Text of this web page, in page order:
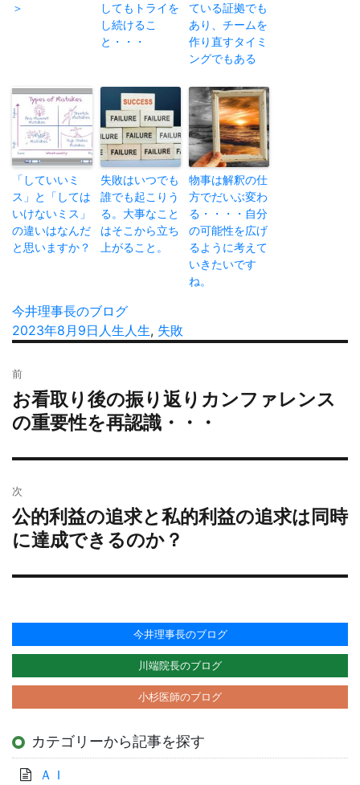
＞
してもトライを
し続けるこ
と・・・
ている証拠でも
あり、チームを
作り直すタイミ
ングでもある
「していいミ
ス」と「しては
いけないミス」
の違いはなんだ
と思いますか？
失敗はいつでも
誰でも起こりう
る。大事なこと
はそこから立ち
上がること。
物事は解釈の仕
方でだいぶ変わ
る・・・・自分
の可能性を広げ
るように考えて
いきたいです
ね。
投
稿
今井理事長のブログ
投
日:
2023年8月9日 カ
リ
ー
人生タ
人生, 失敗
稿
ナ
ビ
シ
ョ
ン
前
過
去
投
お看取り後の振り返りカンファレンス
の重要性を再認識・・・
次
次
の
投
稿:
公的利益の追求と私的利益の追求は同時
に達成できるのか？
今井理事長のブログ
川端院長のブログ
小杉医師のブログ
カテゴリーから記事を探す
ＡＩ